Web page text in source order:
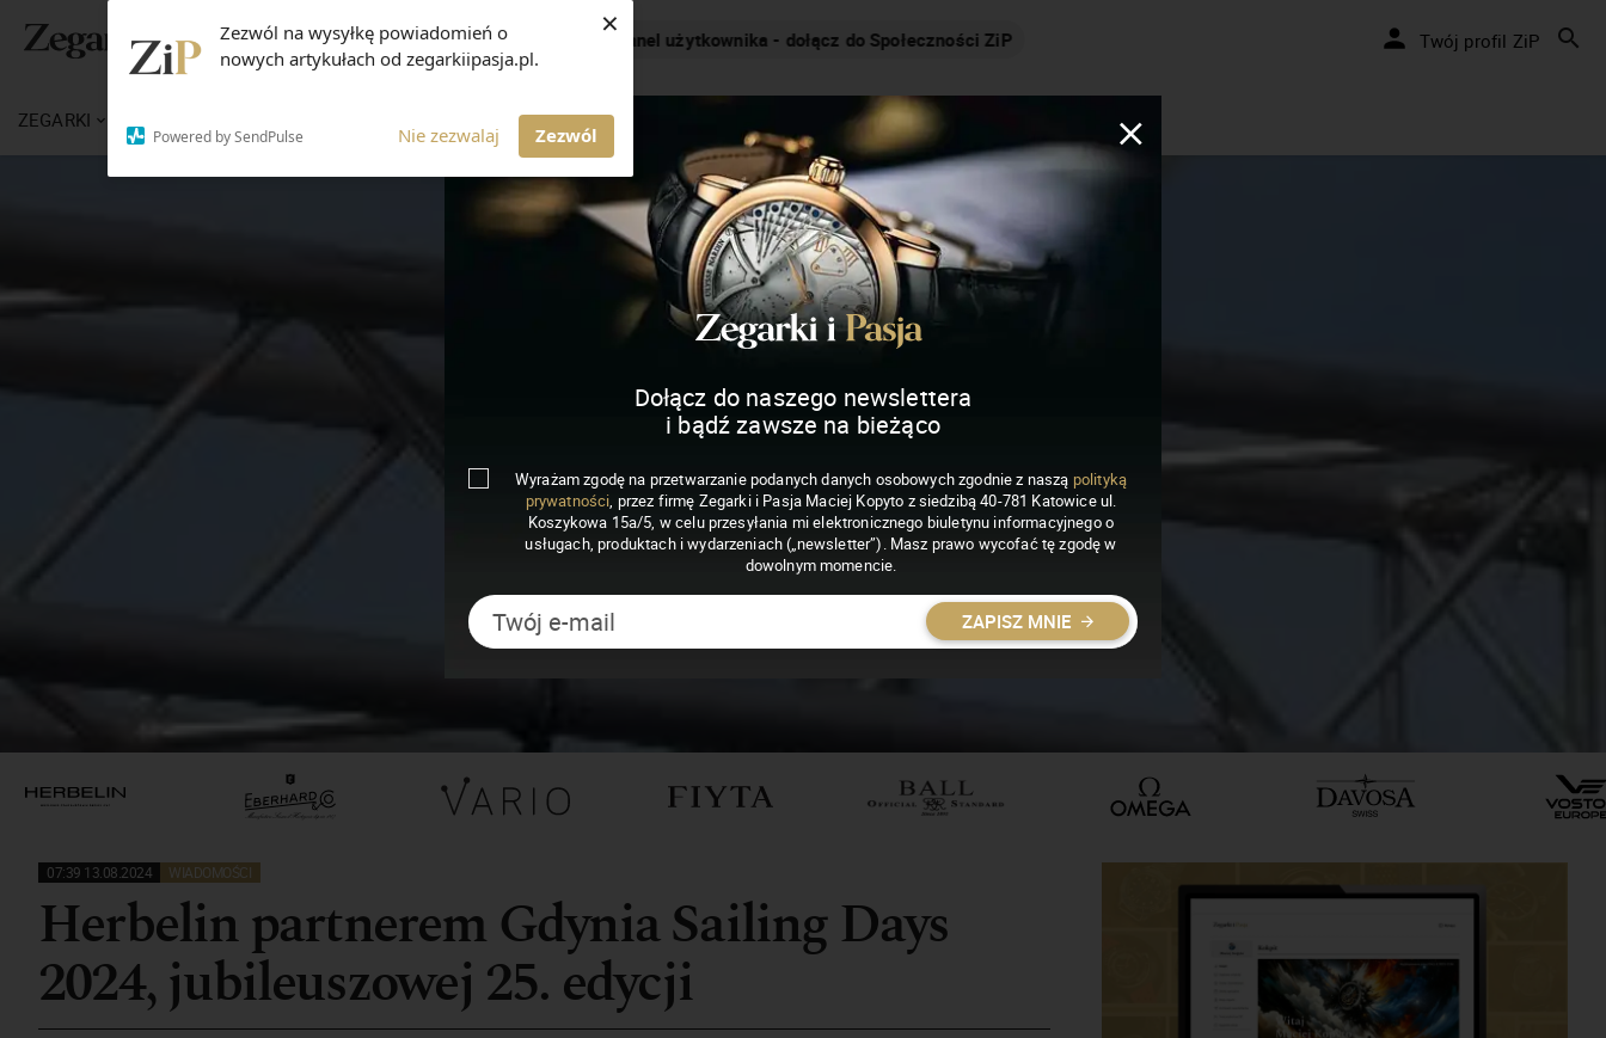
Zezwól na wysyłkę powiadomień o
nowych artykułach od zegarkiipasja.pl.
Powered by SendPulse Nie zezwalaj Zezwól
× Nakręcamy pozytywnie... cały czas! Twój profil ZiP
ZEGARKI MAGAZYN ZEGARKI I PASJA
07:39 13.08.2024 WIADOMOŚCI
Herbelin partnerem Gdynia Sailing Days
2024, jubileuszowej 25. edycji
Dołącz do naszego newslettera
i bądź zawsze na bieżąco
Wyrażam zgodę na przetwarzanie podanych danych osobowych zgodnie z naszą polityką
prywatności, przez firmę Zegarki i Pasja Maciej Kopyto z siedzibą 40-781 Katowice ul.
Koszykowa 15a/5, w celu przesyłania mi elektronicznego biuletynu informacyjnego o
usługach, produktach i wydarzeniach („newsletter”). Masz prawo wycofać tę zgodę w
dowolnym momencie.
ZAPISZ MNIE